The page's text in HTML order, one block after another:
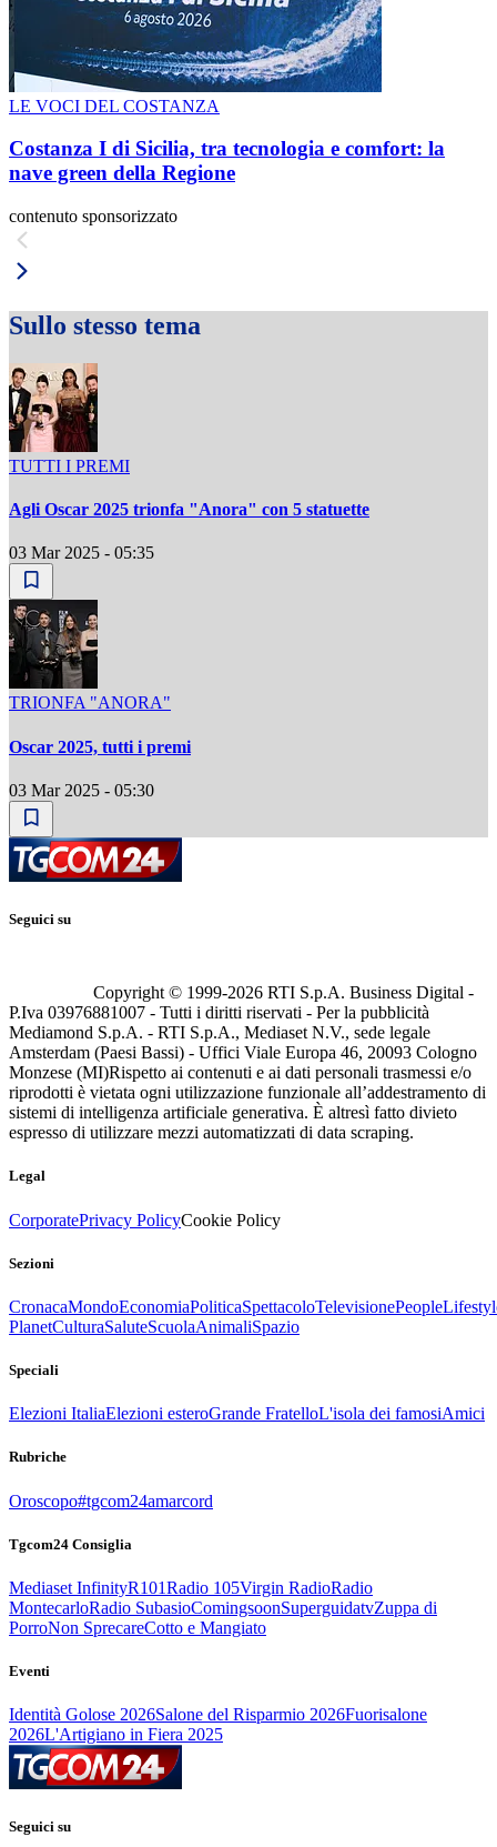
LE VOCI DEL COSTANZA
Costanza I di Sicilia, tra tecnologia e comfort: la
nave green della Regione
contenuto sponsorizzato
Sullo stesso tema
TUTTI I PREMI
Agli Oscar 2025 trionfa "Anora" con 5 statuette
03 Mar 2025 - 05:35
TRIONFA "ANORA"
Oscar 2025, tutti i premi
03 Mar 2025 - 05:30
Seguici su
Copyright © 1999-2026 RTI S.p.A. Business Digital -
P.Iva 03976881007 - Tutti i diritti riservati - Per la pubblicità
Mediamond S.p.A. - RTI S.p.A., Mediaset N.V., sede legale
Amsterdam (Paesi Bassi) - Uffici Viale Europa 46, 20093 Cologno
Monzese (MI)Rispetto ai contenuti e ai dati personali trasmessi e/o
riprodotti è vietata ogni utilizzazione funzionale all’addestramento di
sistemi di intelligenza artificiale generativa. È altresì fatto divieto
espresso di utilizzare mezzi automatizzati di data scraping.
Legal
CorporatePrivacy PolicyCookie Policy
Sezioni
CronacaMondoEconomiaPoliticaSpettacoloTelevisionePeople
PlanetCulturaSaluteScuolaAnimaliSpazio
Speciali
Elezioni ItaliaElezioni esteroGrande FratelloL'isola dei famosiAmici
Rubriche
Oroscopo#tgcom24amarcord
Tgcom24 Consiglia
Mediaset InfinityR101Radio 105Virgin RadioRadio
MontecarloRadio SubasioComingsoonSuperguidatvZuppa di
PorroNon SprecareCotto e Mangiato
Eventi
Identità Golose 2026Salone del Risparmio 2026Fuorisalone
2026L'Artigiano in Fiera 2025
Seguici su